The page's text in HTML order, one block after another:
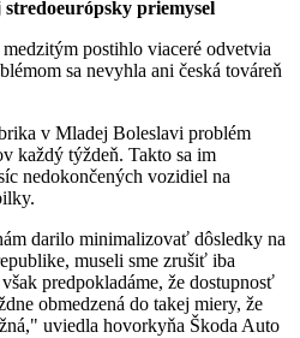
priemysel
postihlo viaceré odvetvia
sa nevyhla ani česká továreň
v Mladej Boleslavi problém
každý týždeň. Takto sa im
nedokončených vozidiel na
darilo minimalizovať dôsledky na
museli sme zrušiť iba
predpokladáme, že dostupnosť
obmedzená do takej miery, že
uviedla hovorkyňa Škoda Auto